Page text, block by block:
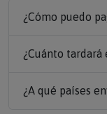
¿Cómo puedo
¿Cuánto
¿A qué países